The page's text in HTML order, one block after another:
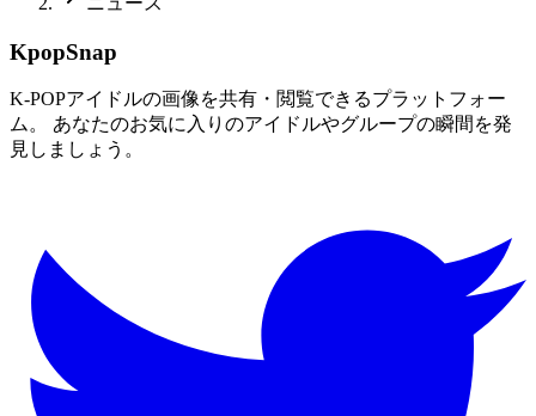
KpopSnap
K-POPアイドルの画像を共有・閲覧できるプラットフォー
ム。 あなたのお気に入りのアイドルやグループの瞬間を発
見しましょう。